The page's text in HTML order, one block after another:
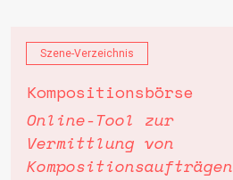
Szene-Verzeichnis
Kompositionsbörse
Online-Tool zur
Vermittlung von
Kompositionsaufträgen